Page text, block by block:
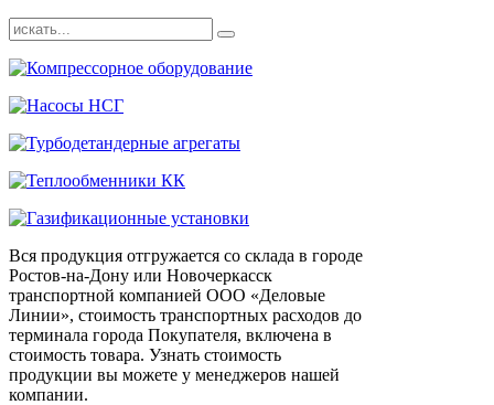
Вся продукция отгружается со склада в городе
Ростов-на-Дону или Новочеркасск
транспортной компанией ООО «Деловые
Линии», стоимость транспортных расходов до
терминала города Покупателя, включена в
стоимость товара. Узнать стоимость
продукции вы можете у менеджеров нашей
компании.